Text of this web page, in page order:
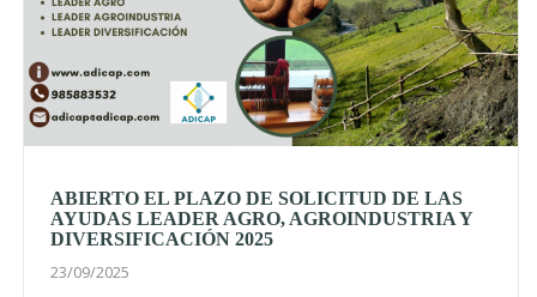
ABIERTO EL PLAZO DE SOLICITUD DE LAS
AYUDAS LEADER AGRO, AGROINDUSTRIA Y
DIVERSIFICACIÓN 2025
23/09/2025